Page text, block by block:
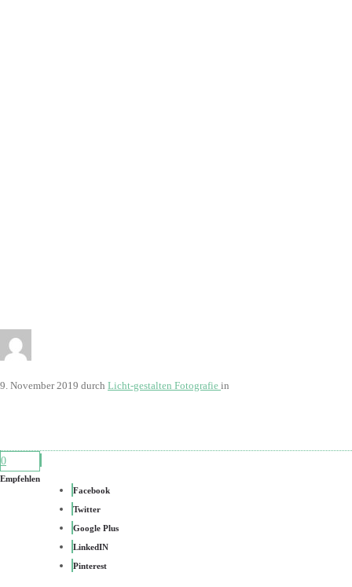
9. November 2019 durch Licht-gestalten Fotografie in
0
Empfehlen
Facebook
Twitter
Google Plus
LinkedIN
Pinterest